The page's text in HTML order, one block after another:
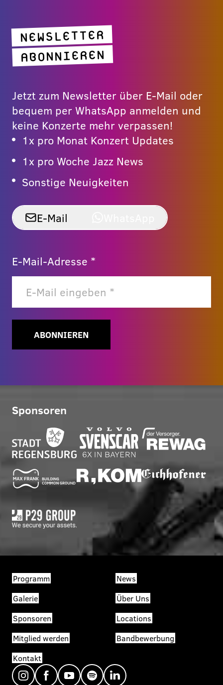
NEWSLETTER
ABONNIEREN
Jetzt zum Newsletter über E-Mail oder
bequem per WhatsApp anmelden und
keine Konzerte mehr verpassen!
1x pro Monat Konzert Updates
1x pro Woche Jazz News
Sonstige Neuigkeiten
E-Mail
E-Mail-Adresse *
ABONNIEREN
Sponsoren
Programm
News
Galerie
Über Uns
Sponsoren
Locations
Mitglied werden
Bandbewerbung
Kontakt